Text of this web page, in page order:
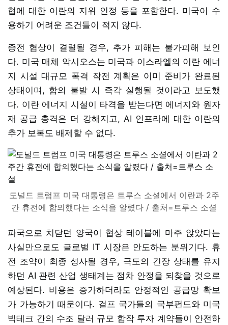
협에 대한 이란의 지위 인정 등을 포함한다. 미국이 수
용하기 어려운 조건들이 적지 않다.
종전 협상이 결렬될 경우, 추가 피해는 불가피해 보인
다. 미국 매체 악시오스는 미국과 이스라엘의 이란 에너
지 시설 대규모 폭격 작전 계획은 이미 준비가 완료된
상태이며, 합의 불발 시 즉각 실행될 것이라고 보도했
다. 이란 에너지 시설이 타격을 받는다면 에너지와 원자
재 공급 충격은 더 강해지고, AI 인프라에 대한 이란의
추가 보복도 배제할 수 없다.
도널드 트럼프 미국 대통령은 트루스 소셜에서 이란과 2주
간 휴전에 합의했다는 소식을 알렸다 / 출처=트루스 소셜
파국으로 치닫던 양국이 협상 테이블에 마주 앉았다는
사실만으로도 글로벌 IT 시장은 안도하는 분위기다. 휴
전 조약이 최종 성사될 경우, 극도의 긴장 상태를 유지
하던 AI 관련 산업 생태계는 점차 안정을 되찾을 것으로
예상된다. 비용은 증가하더라도 안정적인 공급망 확보
가 가능하기 때문이다. 걸프 국가들의 국부펀드와 미국
빅테크 간의 수조 달러 규모 합작 투자 계약들이 안전하